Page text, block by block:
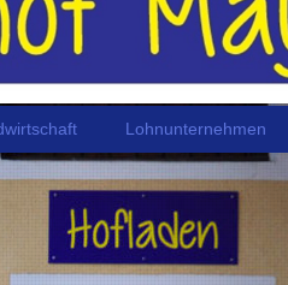
Lohnunternehmen